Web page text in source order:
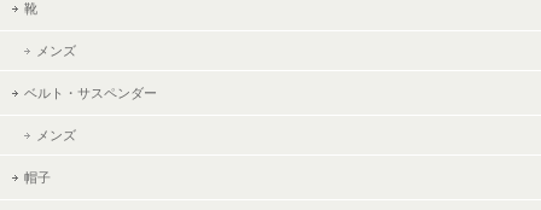
靴
メンズ
ベルト・サスペンダー
メンズ
帽子